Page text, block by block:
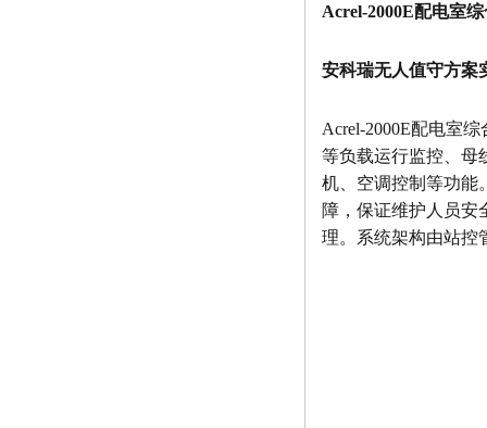
Acrel-2000E配电室
安科瑞无人值守方案
Acrel-2000E配电室
等负载运行监控、母
机、空调控制等功能
障，保证维护人员安
理。系统架构由站控